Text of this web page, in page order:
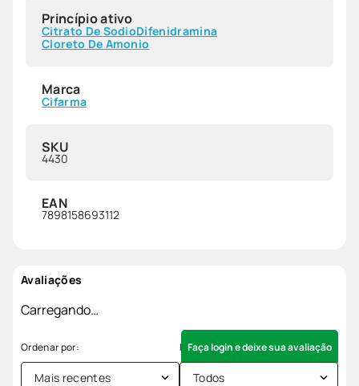
Princípio ativo
Citrato De SodioDifenidramina
Cloreto De Amonio
Marca
Cifarma
SKU
4430
EAN
7898158693112
Avaliações
Carregando…
Faça login e deixe sua avaliação
Mais recentes Todos